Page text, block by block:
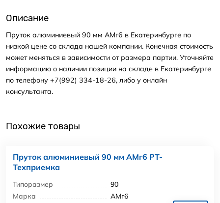
Описание
Пруток алюминиевый 90 мм АМг6 в Екатеринбурге по
низкой цене со склада нашей компании. Конечная стоимость
может меняться в зависимости от размера партии. Уточняйте
информацию о наличии позиции на складе в Екатеринбурге
по телефону +7(992) 334-18-26, либо у онлайн
консультанта.
Похожие товары
Пруток алюминиевый 90 мм АМг6 РТ-
Техприемка
Типоразмер
90
Марка
АМг6